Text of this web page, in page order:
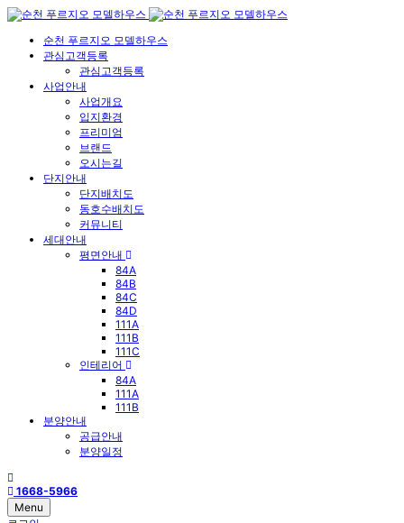
순천 푸르지오 모델하우스
관심고객등록
관심고객등록
사업안내
사업개요
입지환경
프리미엄
브랜드
오시는길
단지안내
단지배치도
동호수배치도
커뮤니티
세대안내
평면안내
84A
84B
84C
84D
111A
111B
111C
인테리어
84A
111A
111B
분양안내
공급안내
분양일정
1668-5966
Menu